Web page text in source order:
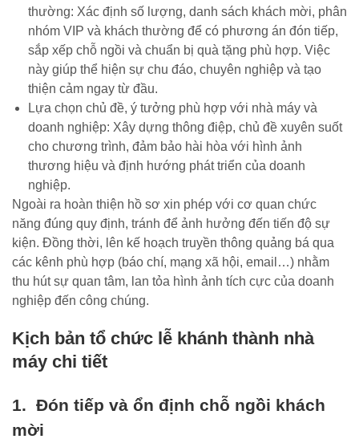
thường: Xác định số lượng, danh sách khách mời, phân
nhóm VIP và khách thường để có phương án đón tiếp,
sắp xếp chỗ ngồi và chuẩn bị quà tặng phù hợp. Việc
này giúp thể hiện sự chu đáo, chuyên nghiệp và tạo
thiện cảm ngay từ đầu.
Lựa chọn chủ đề, ý tưởng phù hợp với nhà máy và
doanh nghiệp: Xây dựng thông điệp, chủ đề xuyên suốt
cho chương trình, đảm bảo hài hòa với hình ảnh
thương hiệu và định hướng phát triển của doanh
nghiệp.
Ngoài ra hoàn thiện hồ sơ xin phép với cơ quan chức
năng đúng quy định, tránh để ảnh hưởng đến tiến độ sự
kiện. Đồng thời, lên kế hoạch truyền thông quảng bá qua
các kênh phù hợp (báo chí, mạng xã hội, email…) nhằm
thu hút sự quan tâm, lan tỏa hình ảnh tích cực của doanh
nghiệp đến công chúng.
Kịch bản tổ chức lễ khánh thành nhà
máy chi tiết
1. Đón tiếp và ổn định chỗ ngồi khách
mời